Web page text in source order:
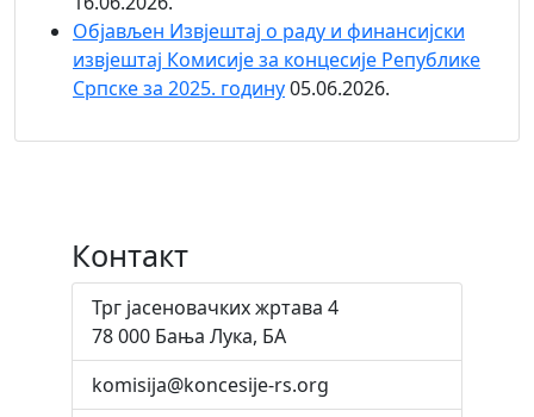
Објaвљен Извјештај о раду и финансијски
извјештај Комисије за концесије Републике
Српске за 2025. годину05.06.2026.
Контакт
Трг јасеновачких жртава 4
78 000 Бања Лука, БА
komisija@koncesije-rs.org